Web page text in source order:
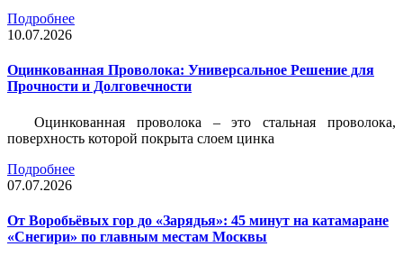
Подробнее
10.07.2026
Оцинкованная Проволока: Универсальное Решение для
Прочности и Долговечности
Оцинкованная проволока – это стальная проволока,
поверхность которой покрыта слоем цинка
Подробнее
07.07.2026
От Воробьёвых гор до «Зарядья»: 45 минут на катамаране
«Снегири» по главным местам Москвы